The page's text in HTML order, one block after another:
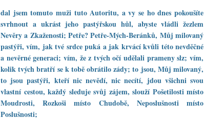
dal jsem tomuto muži tuto Autoritu, a vy se ho dnes pokoušíte
svrhnout a ukrást jeho pastýřskou hůl, abyste vládli žezlem
Nevěry a Zkaženosti; Petře? Petře-Mých-Beránků, Můj milovaný
pastýři, vím, jak tvé srdce puká a jak krvácí kvůli této nevděčné
a nevěrné generaci; vím, že z tvých očí udělali prameny slz; vím,
kolik tvých bratří se k tobě obrátilo zády; to jsou, Můj milovaný,
to jsou pastýři, kteří nic nevědí, nic necítí, jdou všichni svou
vlastní cestou, každý sleduje svůj zájem, slouží Pošetilosti místo
Moudrosti, Rozkoši místo Chudobě, Neposlušnosti místo
Poslušnosti;